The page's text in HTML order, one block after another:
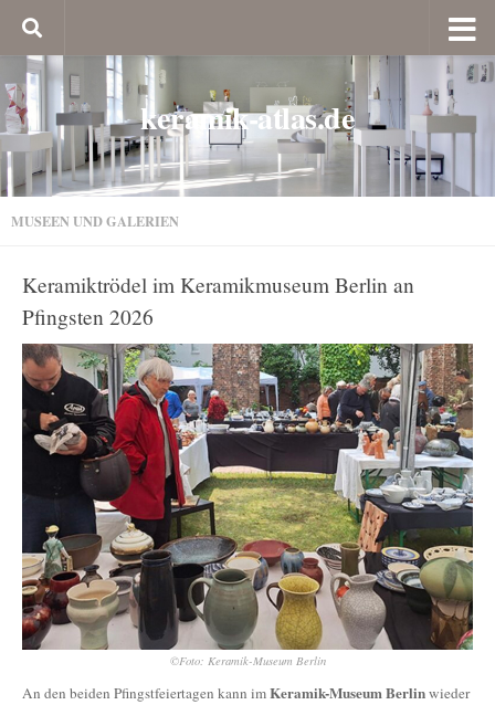
keramik-atlas.de
MUSEEN UND GALERIEN
Keramiktrödel im Keramikmuseum Berlin an
Pfingsten 2026
©Foto: Keramik-Museum Berlin
An den beiden Pfingstfeiertagen kann imKeramik-Museum Berlinwieder